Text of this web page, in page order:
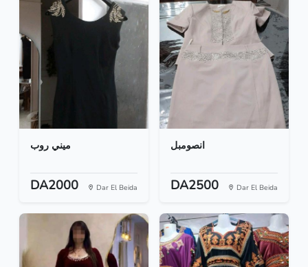
ميني روب
DA2000 Dar El Beida
انصومبل
DA2500 Dar El Beida